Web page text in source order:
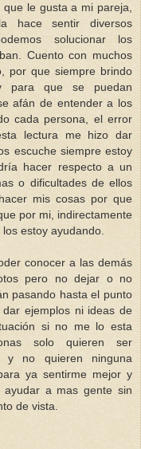
le gusta a mi pareja,
hace sentir diversos
solucionar los
Cuento con muchos
por que siempre brindo
para que se puedan
afán de entender a los
cada persona, el error
lectura me hizo dar
escuche siempre estoy
hacer respecto a un
o dificultades de ellos
mis cosas por que
por mi, indirectamente
estoy ayudando.
conocer a las demás
pero no dejar o no
pasando hasta el punto
ejemplos ni ideas de
si no me lo esta
solo quieren ser
y no quieren ninguna
ya sentirme mejor y
a mas gente sin
de vista.